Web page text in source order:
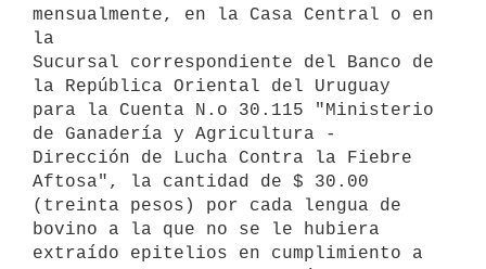
mensualmente, en la Casa Central o en
la
Sucursal correspondiente del Banco de
la República Oriental del Uruguay
para la Cuenta N.o 30.115 "Ministerio
de Ganadería y Agricultura -
Dirección de Lucha Contra la Fiebre
Aftosa", la cantidad de $ 30.00
(treinta pesos) por cada lengua de
bovino a la que no se le hubiera
extraído epitelios en cumplimiento a